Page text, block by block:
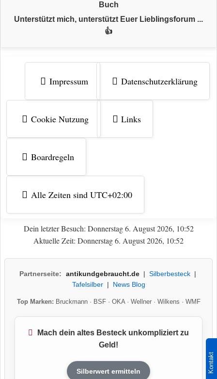
Kontakt
Buch
Unterstützt mich, unterstützt Euer Lieblingsforum ...
👍
Impressum Datenschutzerklärung
Cookie Nutzung Links
Boardregeln
Alle Zeiten sind UTC+02:00
Dein letzter Besuch: Donnerstag 6. August 2026, 10:52
Aktuelle Zeit: Donnerstag 6. August 2026, 10:52
Partnerseite: antikundgebraucht.de| Silberbesteck|
Tafelsilber| News Blog
Top Marken: Bruckmann· BSF· OKA· Wellner· Wilkens · WMF
Mach dein altes Besteck unkompliziert zu
Geld!
Silberwert ermitteln